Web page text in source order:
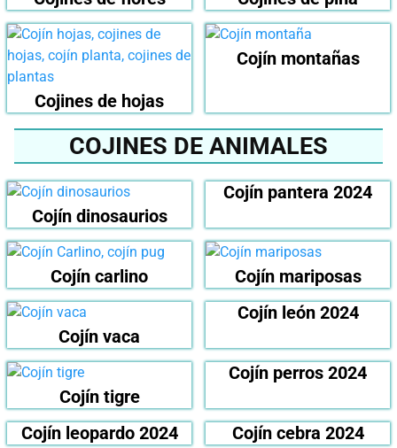
Cojines de hojas
Cojín montañas
COJINES DE ANIMALES
Cojín dinosaurios
Cojín pantera 2024
Cojín carlino Cojín mariposas
Cojín vaca
Cojín león 2024
Cojín tigre
Cojín perros 2024
Cojín leopardo 2024 Cojín cebra 2024